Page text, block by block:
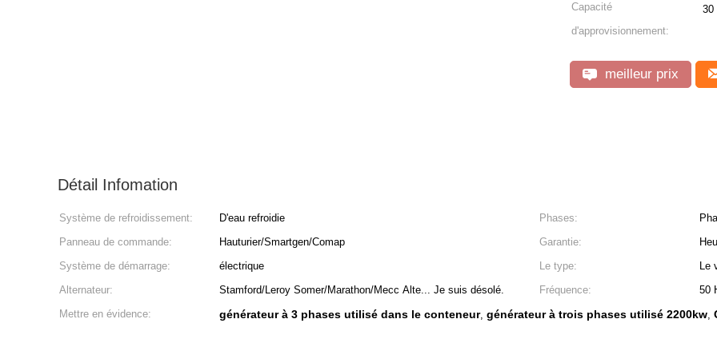
Capacité
d'approvisionnement:
30
meilleur prix
Détail Infomation
Système de refroidissement: D'eau refroidie Phases:
Panneau de commande:
Hauturier/Smartgen/Comap Garantie:
Système de démarrage:
électrique Le type:
Le
Alternateur:
Stamford/Leroy Somer/Marathon/Mecc Alte... Je suis désolé. Fréquence:
50
Mettre en évidence:
générateur à 3 phases utilisé dans le conteneur, générateur à trois phases utilisé 2200kw,